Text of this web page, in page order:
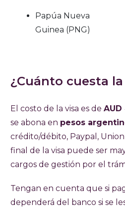
Papúa Nueva
Guinea (PNG)
¿Cuánto cuesta la
El costo de la visa es de
se abona en pesos
crédito/débito, Paypal, Union
final de la visa puede ser
cargos de gestión por el
Tengan en cuenta que si
dependerá del banco si se